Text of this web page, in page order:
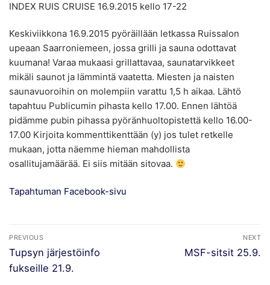
INDEX RUIS CRUISE 16.9.2015 kello 17-22
Keskiviikkona 16.9.2015 pyöräillään letkassa Ruissalon
upeaan Saarroniemeen, jossa grilli ja sauna odottavat
kuumana! Varaa mukaasi grillattavaa, saunatarvikkeet
mikäli saunot ja lämmintä vaatetta. Miesten ja naisten
saunavuoroihin on molempiin varattu 1,5 h aikaa. Lähtö
tapahtuu Publicumin pihasta kello 17.00. Ennen lähtöä
pidämme pubin pihassa pyöränhuoltopistettä kello 16.00-
17.00 Kirjoita kommenttikenttään (y) jos tulet retkelle
mukaan, jotta näemme hieman mahdollista
osallitujamäärää. Ei siis mitään sitovaa.
Tapahtuman Facebook-sivu
Artikkelien
selaus
PREVIOUS
Previous
post:
Tupsyn järjestöinfo
fukseille 21.9.
NEXT
Next
MSF-sitsit 25.9.